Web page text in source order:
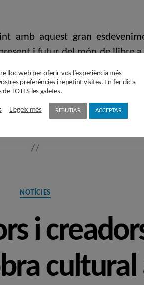
amb aquest gran
i futur del món de llibre
i l’electrònic.
propietat intel·lectual
Categories
NOTÍCIES
i
lloc web per oferir-vos l’experiència més
preferències i repetint visites. En fer clic a
TOTES les galetes.
Llegeix més REBUTJAR ACCEPTAR